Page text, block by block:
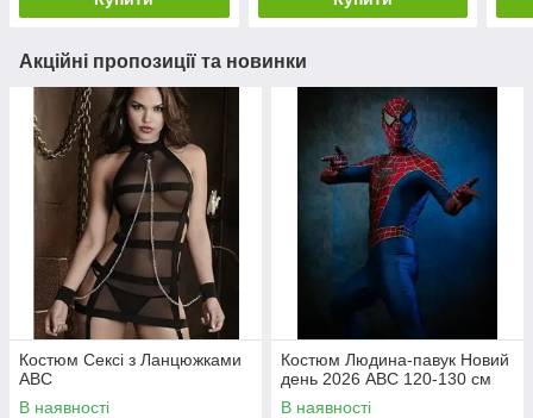
Акційні пропозиції та новинки
Костюм Сексі з Ланцюжками
ABC
В наявності
Костюм Людина-павук Новий
день 2026 ABC 120-130 см
В наявності